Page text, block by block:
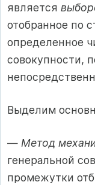
является
отобранное по
определенное
совокупности,
Выделим
— Метод
генеральной
промежутки